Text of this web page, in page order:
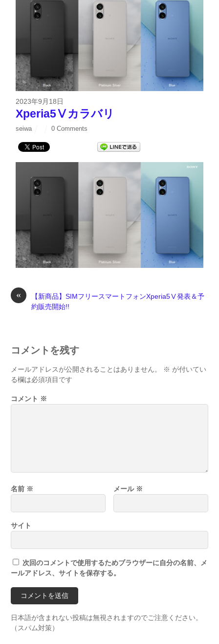
2023年9月18日
Xperia5Ⅴカラバリ
seiwa 0 Comments
«
【新商品】SIMフリースマートフォンXperia5Ⅴ発表＆予
約販売開始!!
コメントを残す
メールアドレスが公開されることはありません。 ※ が付いてい
る欄は必須項目です
コメント ※
名前 ※ メール ※
サイト
次回のコメントで使用するためブラウザーに自分の名前、メ
ールアドレス、サイトを保存する。
日本語が含まれない投稿は無視されますのでご注意ください。
（スパム対策）